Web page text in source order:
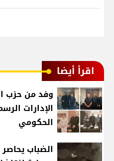
اقرأ أيضا
وفد من حزب
الإدارات
الحكومي
الضباب